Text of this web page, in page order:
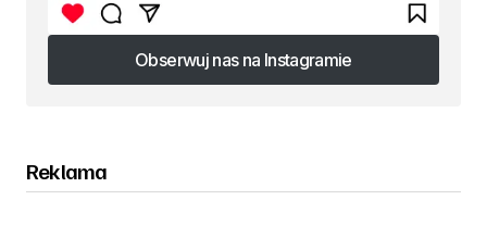
Obserwuj nas na Instagramie
Obserwuj nas na Instagramie
Reklama